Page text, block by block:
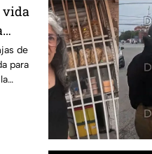
vida
de
para